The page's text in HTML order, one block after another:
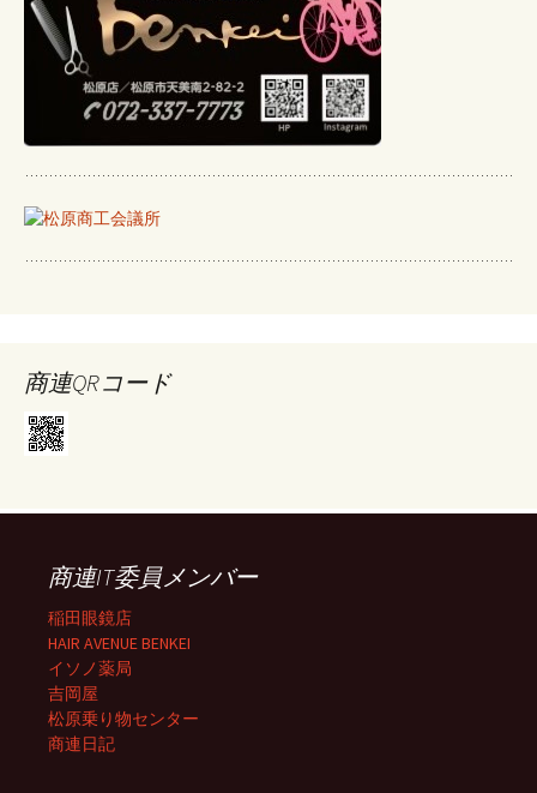
商連QRコード
商連IT委員メンバー
稲田眼鏡店
HAIR AVENUE BENKEI
イソノ薬局
吉岡屋
松原乗り物センター
商連日記